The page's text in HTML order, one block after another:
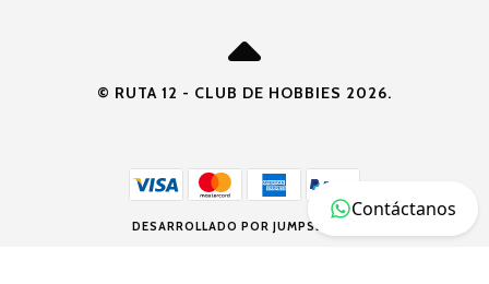
© RUTA 12 - CLUB DE HOBBIES 2026.
DESARROLLADO POR JUMPSELLER
Contáctanos